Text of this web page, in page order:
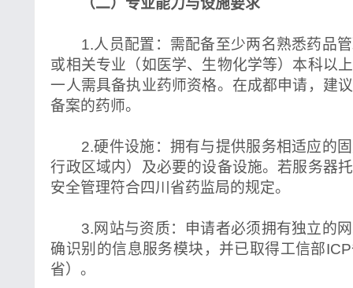
（二）专业能力与设施要求
1.人员配置：需配备至少两名熟悉药品管
或相关专业（如医学、生物化学等）本科以
一人需具备执业药师资格。在成都申请，建
备案的药师。
2.硬件设施：拥有与提供服务相适应的固
行政区域内）及必要的设备设施。若服务器
安全管理符合四川省药监局的规定。
3.网站与资质：申请者必须拥有独立的网
确识别的信息服务模块，并已取得工信部
省）。